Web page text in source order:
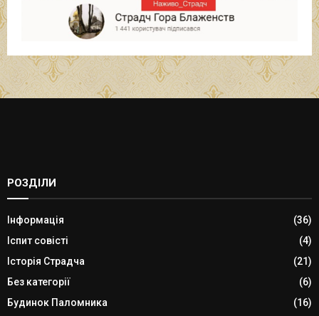
РОЗДІЛИ
Інформація
(36)
Іспит совісті
(4)
Історія Страдча
(21)
Без категорії
(6)
Будинок Паломника
(16)